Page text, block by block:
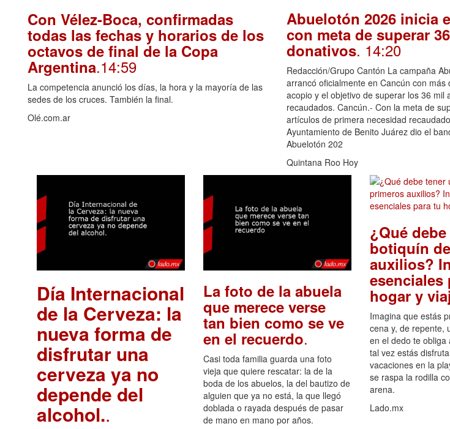
Con Vélez-Boca, confirmadas
todas las fechas y horarios de los
octavos de final de la Copa
Argentina.14:59
La competencia anunció los días, la hora y la mayoría de las
sedes de los cruces. También la final.
Olé.com.ar
Abuelotón 2026 inicia
con meta de superar
donativos. 14:20
Redacción/Grupo Cantón La campaña
arrancó oficialmente en Cancún con más
acopio y el objetivo de superar los 36 mil
recaudados. Cancún.- Con la meta de
artículos de primera necesidad
Ayuntamiento de Benito Juárez dio el
Abuelotón 202
Quintana Roo Hoy
Día Internacional
de la Cerveza: la
nueva forma de
disfrutar una
cerveza ya no
depende del
alcohol..
La foto de la abuela
que merece verse
tan bien como se ve
en el recuerdo.
Casi toda familia guarda una foto
vieja que quiere rescatar: la de la
boda de los abuelos, la del bautizo de
alguien que ya no está, la que llegó
doblada o rayada después de pasar
de mano en mano por años.
¿Qué
botiquín
auxilios?
esenciales
hogar y
Imagina que estás
cena y, de repente,
en el dedo te
tal vez estás
vacaciones en la
se raspa la rodilla
arena.
Lado.mx